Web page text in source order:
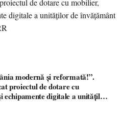
modernă și reformată!”.
proiectul de dotare cu
echipamente digitale a unităților